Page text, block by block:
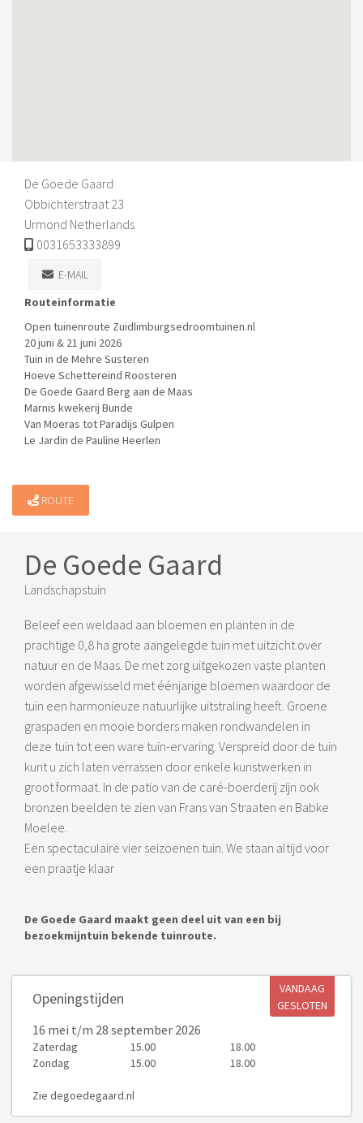
De Goede Gaard
Obbichterstraat 23
Urmond Netherlands
0031653333899
E-MAIL
Routeinformatie
Open tuinenroute Zuidlimburgsedroomtuinen.nl
20 juni & 21 juni 2026
Tuin in de Mehre Susteren
Hoeve Schettereind Roosteren
De Goede Gaard Berg aan de Maas
Marnis kwekerij Bunde
Van Moeras tot Paradijs Gulpen
Le Jardin de Pauline Heerlen
ROUTE
De Goede Gaard
Landschapstuin
Beleef een weldaad aan bloemen en planten in de
prachtige 0,8 ha grote aangelegde tuin met uitzicht over
natuur en de Maas. De met zorg uitgekozen vaste planten
worden afgewisseld met éénjarige bloemen waardoor de
tuin een harmonieuze natuurlijke uitstraling heeft. Groene
graspaden en mooie borders maken rondwandelen in
deze tuin tot een ware tuin-ervaring. Verspreid door de tuin
kunt u zich laten verrassen door enkele kunstwerken in
groot formaat. In de patio van de caré-boerderij zijn ook
bronzen beelden te zien van Frans van Straaten en Babke
Moelee.
Een spectaculaire vier seizoenen tuin. We staan altijd voor
een praatje klaar
De Goede Gaard maakt geen deel uit van een bij
bezoekmijntuin bekende tuinroute.
Openingstijden
VANDAAG
GESLOTEN
16 mei t/m 28 september 2026
Zaterdag 15.00
18.00
Zondag
15.00 18.00
Zie degoedegaard.nl